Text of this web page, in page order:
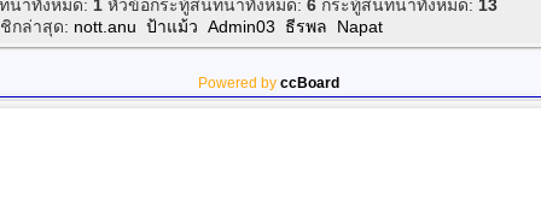
นาทั้งหมด: 1 หัวข้อกระทู้สนทนาทั้งหมด: 6 กระทู้สนทนาทั้งหมด: 13
กล่าสุด: nott.anu ป้าแม้ว Admin03 ธีรพล Napat
Powered by ccBoard